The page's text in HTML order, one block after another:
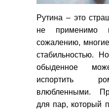
Рутина – это
не применимо
сожалению,
стабильностью.
обыденное
испортить
влюбленными.
для пар, который